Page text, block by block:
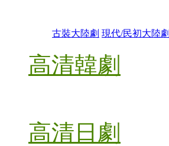
古裝大陸劇 現代/民初大陸劇
高清韓劇
高清日劇